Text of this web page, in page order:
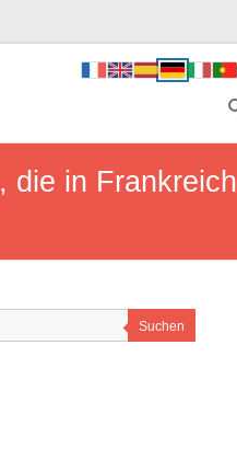
die in Frankreich
Suchen